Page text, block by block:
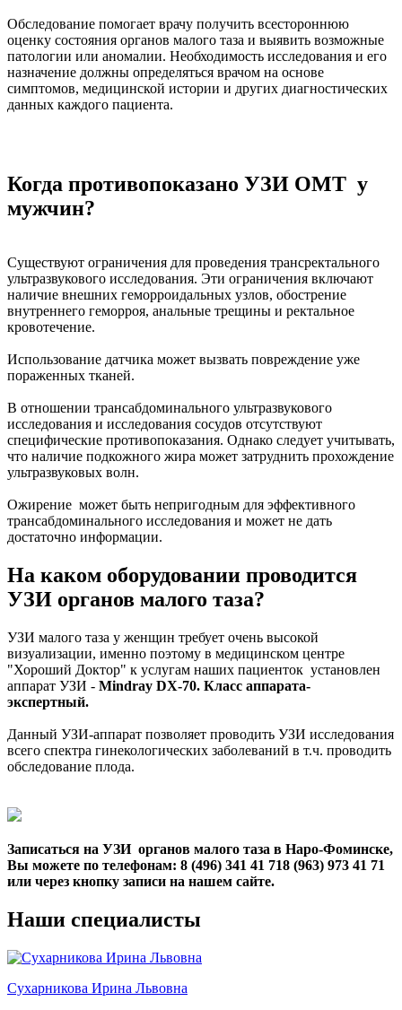
Обследование помогает врачу получить всестороннюю
оценку состояния органов малого таза и выявить возможные
патологии или аномалии. Необходимость исследования и его
назначение должны определяться врачом на основе
симптомов, медицинской истории и других диагностических
данных каждого пациента.
Когда противопоказано УЗИ ОМТ у
мужчин?
Существуют ограничения для проведения трансректального
ультразвукового исследования. Эти ограничения включают
наличие внешних геморроидальных узлов, обострение
внутреннего геморроя, анальные трещины и ректальное
кровотечение.
Использование датчика может вызвать повреждение уже
пораженных тканей.
В отношении трансабдоминального ультразвукового
исследования и исследования сосудов отсутствуют
специфические противопоказания. Однако следует учитывать,
что наличие подкожного жира может затруднить прохождение
ультразвуковых волн.
Ожирение может быть непригодным для эффективного
трансабдоминального исследования и может не дать
достаточно информации.
На каком оборудовании проводится
УЗИ органов малого таза?
УЗИ малого таза у женщин требует очень высокой
визуализации, именно поэтому в медицинском центре
"Хороший Доктор" к услугам наших пациенток установлен
аппарат УЗИ - Mindray DX-70. Класс аппарата-
экспертный.
Данный УЗИ-аппарат позволяет проводить УЗИ исследования
всего спектра гинекологических заболеваний в т.ч. проводить
обследование плода.
Записаться на УЗИ органов малого таза в Наро-Фоминске,
Вы можете по телефонам: 8 (496) 341 41 718 (963) 973 41 71
или через кнопку записи на нашем сайте.
Наши специалисты
Сухарникова Ирина Львовна